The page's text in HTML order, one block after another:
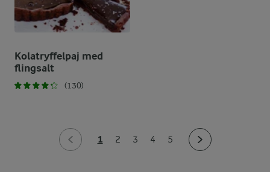
Kolatryffelpaj med
flingsalt
(130)
1 2 3 4 5